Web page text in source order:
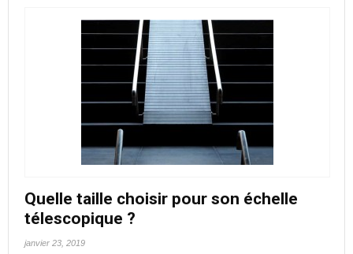
Quelle taille choisir pour son échelle
télescopique ?
janvier 23, 2019